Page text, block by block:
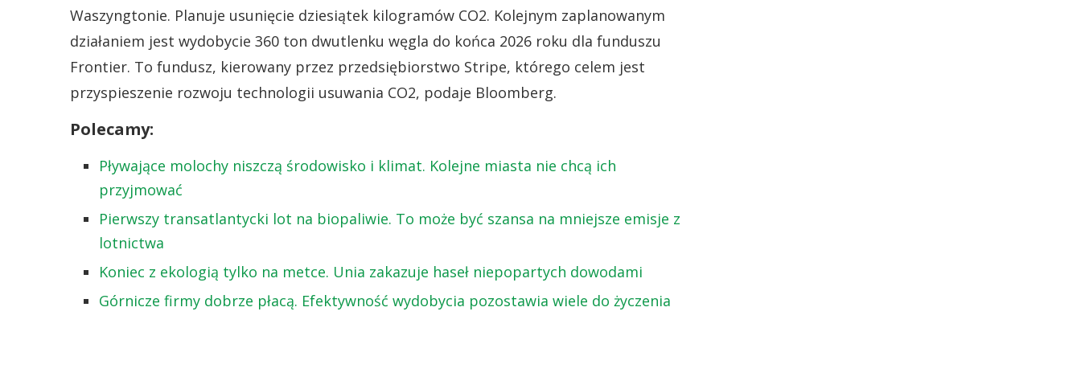
Waszyngtonie. Planuje usunięcie dziesiątek kilogramów CO2. Kolejnym zaplanowanym
działaniem jest wydobycie 360 ton dwutlenku węgla do końca 2026 roku dla funduszu
Frontier. To fundusz, kierowany przez przedsiębiorstwo Stripe, którego celem jest
przyspieszenie rozwoju technologii usuwania CO2, podaje Bloomberg.
Polecamy:
Pływające molochy niszczą środowisko i klimat. Kolejne miasta nie chcą ich
przyjmować
Pierwszy transatlantycki lot na biopaliwie. To może być szansa na mniejsze emisje z
lotnictwa
Koniec z ekologią tylko na metce. Unia zakazuje haseł niepopartych dowodami
Górnicze firmy dobrze płacą. Efektywność wydobycia pozostawia wiele do życzenia